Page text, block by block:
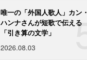
5
唯一の「外国人歌人」カン・
ハンナさんが短歌で伝える
「引き算の文学」
2026.08.03